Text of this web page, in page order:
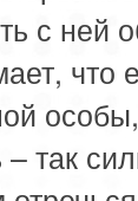
с ней
что
– так